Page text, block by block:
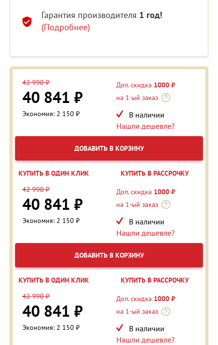
Гарантия производителя 1 год!
(Подробнее)
42 990 ₽
40 841 ₽
Экономия: 2 150 ₽
Доп. скидка 1000 ₽
на 1-ый заказ
В наличии
Нашли дешевле?
ДОБАВИТЬ В КОРЗИНУ
КУПИТЬ В ОДИН КЛИК
КУПИТЬ В РАССРОЧКУ
42 990 ₽
40 841 ₽
Экономия: 2 150 ₽
Доп. скидка 1000 ₽
на 1-ый заказ
В наличии
Нашли дешевле?
ДОБАВИТЬ В КОРЗИНУ
КУПИТЬ В ОДИН КЛИК
КУПИТЬ В РАССРОЧКУ
42 990 ₽
40 841 ₽
Экономия: 2 150 ₽
Доп. скидка 1000 ₽
на 1-ый заказ
В наличии
Нашли дешевле?